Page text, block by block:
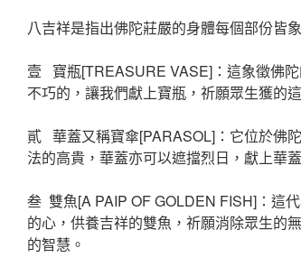
八吉祥是指出佛陀莊嚴的身體每個部份皆
壹 寶瓶[TREASURE VASE]：這象徵佛
不巧的，讓我們獻上寶瓶，祈願眾生獲的
貳 華蓋又稱寶傘[PARASOL]：它位於佛
法的高貴，華蓋亦可以遮擋烈日，獻上華
叁 雙魚[A PAIP OF GOLDEN FISH]：這
的心，供養吉祥的雙魚，祈願消除眾生的
的智慧。